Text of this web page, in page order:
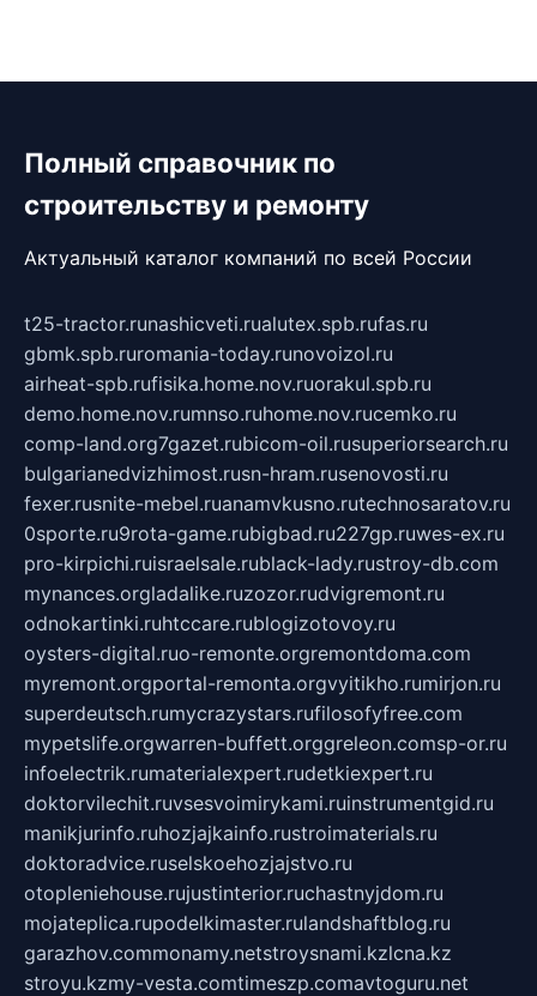
Полный справочник по
строительству и ремонту
Актуальный каталог компаний по всей России
t25-tractor.runashicveti.rualutex.spb.rufas.ru
gbmk.spb.ruromania-today.runovoizol.ru
airheat-spb.rufisika.home.nov.ruorakul.spb.ru
demo.home.nov.rumnso.ruhome.nov.rucemko.ru
comp-land.org7gazet.rubicom-oil.rusuperiorsearch.ru
bulgarianedvizhimost.rusn-hram.rusenovosti.ru
fexer.rusnite-mebel.ruanamvkusno.rutechnosaratov.ru
0sporte.ru9rota-game.rubigbad.ru227gp.ruwes-ex.ru
pro-kirpichi.ruisraelsale.rublack-lady.rustroy-db.com
mynances.orgladalike.ruzozor.rudvigremont.ru
odnokartinki.ruhtccare.rublogizotovoy.ru
oysters-digital.ruo-remonte.orgremontdoma.com
myremont.orgportal-remonta.orgvyitikho.rumirjon.ru
superdeutsch.rumycrazystars.rufilosofyfree.com
mypetslife.orgwarren-buffett.orggreleon.comsp-or.ru
infoelectrik.rumaterialexpert.rudetkiexpert.ru
doktorvilechit.ruvsesvoimirykami.ruinstrumentgid.ru
manikjurinfo.ruhozjajkainfo.rustroimaterials.ru
doktoradvice.ruselskoehozjajstvo.ru
otopleniehouse.rujustinterior.ruchastnyjdom.ru
mojateplica.rupodelkimaster.rulandshaftblog.ru
garazhov.commonamy.netstroysnami.kzlcna.kz
stroyu.kzmy-vesta.comtimeszp.comavtoguru.net